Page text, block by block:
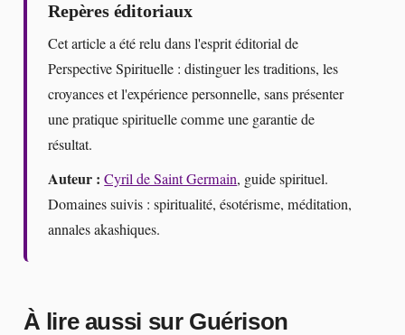
Repères éditoriaux
Cet article a été relu dans l'esprit éditorial de
Perspective Spirituelle : distinguer les traditions, les
croyances et l'expérience personnelle, sans présenter
une pratique spirituelle comme une garantie de
résultat.
Auteur : Cyril de Saint Germain, guide spirituel.
Domaines suivis : spiritualité, ésotérisme, méditation,
annales akashiques.
À lire aussi sur Guérison